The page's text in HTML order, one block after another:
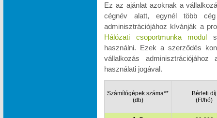
Ez az ajánlat azoknak a
cégnév alatt, egynél több
adminisztrációjához kívánják a
Hálózati csoportmunka modul
használni. Ezek a szerződés
vállalkozás
használati jogával.
Számítógépek száma**
(db)
Bérleti díj
(Ft/hó)